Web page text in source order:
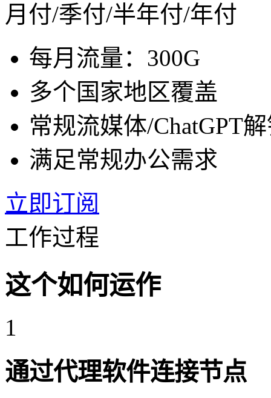
月付/季付/半年付/年付
每月流量：300G
多个国家地区覆盖
常规流媒体/ChatGPT
满足常规办公需求
立即订阅
工作过程
这个如何运作
1
通过代理软件连接节点